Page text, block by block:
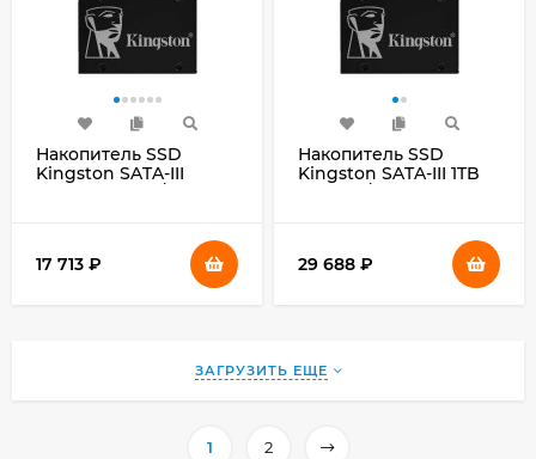
Накопитель SSD
Kingston SATA-III
17 713 ₽
Накопитель SSD
Kingston SATA-III 1TB
29 688 ₽
ЗАГРУЗИТЬ ЕЩЕ
1 2